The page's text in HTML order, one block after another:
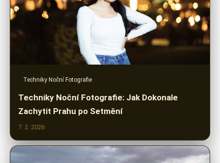
Techniky Noční Fotografie
Techniky Noční Fotografie: Jak Dokonale
Zachytit Prahu po Setmění
7. 2. 2026